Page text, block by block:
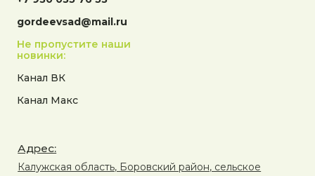
gordeevsad@mail.ru
Не пропустите наши
новинки:
Канал ВК
Канал Макс